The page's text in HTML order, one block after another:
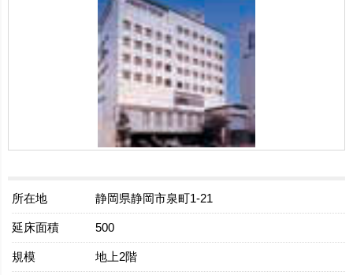
所在地 静岡県静岡市泉町1-21
延床面積 500
規模 地上2階